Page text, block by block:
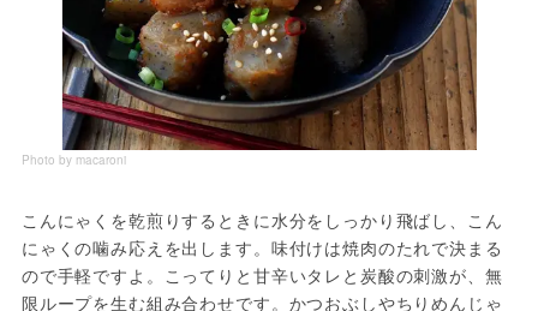
Photo by macaroni
こんにゃくを乾煎りするときに水分をしっかり飛ばし、こん
にゃくの噛み応えを出します。味付けは焼肉のたれで決まる
ので手軽ですよ。こってりと甘辛いタレと炭酸の刺激が、無
限ループを生む組み合わせです。かつおぶしやちりめんじゃ